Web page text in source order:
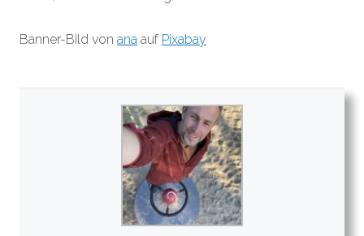
Banner-Bild von ana auf Pixabay